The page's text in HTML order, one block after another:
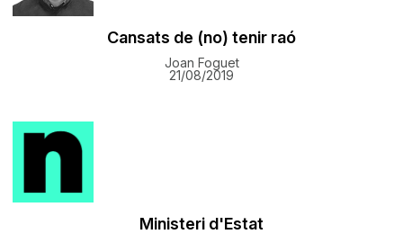
Cansats de (no) tenir raó
Joan Foguet
21/08/2019
Ministeri d'Estat